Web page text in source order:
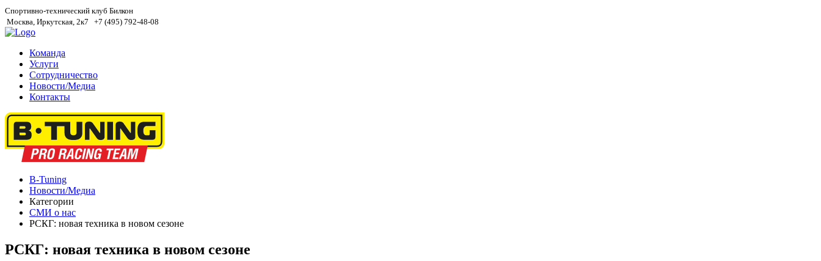
Спортивно-технический клуб Билкон
Москва, Иркутская, 2к7
+7 (495) 792-48-08
Команда
Услуги
Сотрудничество
Новости/Медиа
Контакты
B-Tuning
Новости/Медиа
Категории
СМИ о нас
РСКГ: новая техника в новом сезоне
РСКГ: новая техника в новом сезоне